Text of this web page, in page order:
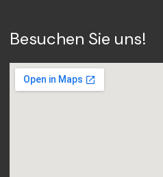
Besuchen Sie uns!